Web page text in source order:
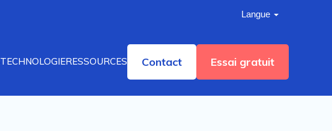
Langue
TECHNOLOGIERESSOURCES Contact Essai gratuit